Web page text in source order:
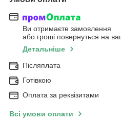
Ви отримаєте замовлення
або гроші повернуться на
Детальніше
Післяплата
Готівкою
Оплата за реквізитами
Всі умови оплати